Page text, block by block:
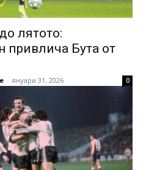
лятото:
привлича Бута от
- януари 31, 2026 0